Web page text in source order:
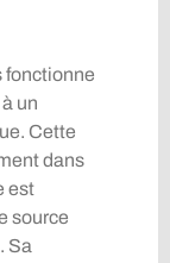
fonctionne
un
Cette
dans
est
source
Sa